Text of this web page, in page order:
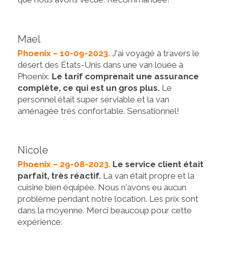
Mael
Phoenix – 10-09-2023. J'ai voyagé à travers le
désert des États-Unis dans une van louée à
Phoenix. Le tarif comprenait une assurance
complète, ce qui est un gros plus. Le
personnel était super serviable et la van
aménagée très confortable. Sensationnel!
Nicole
Phoenix – 29-08-2023. Le service client était
parfait, très réactif. La van était propre et la
cuisine bien équipée. Nous n'avons eu aucun
problème pendant notre location. Les prix sont
dans la moyenne. Merci beaucoup pour cette
expérience.